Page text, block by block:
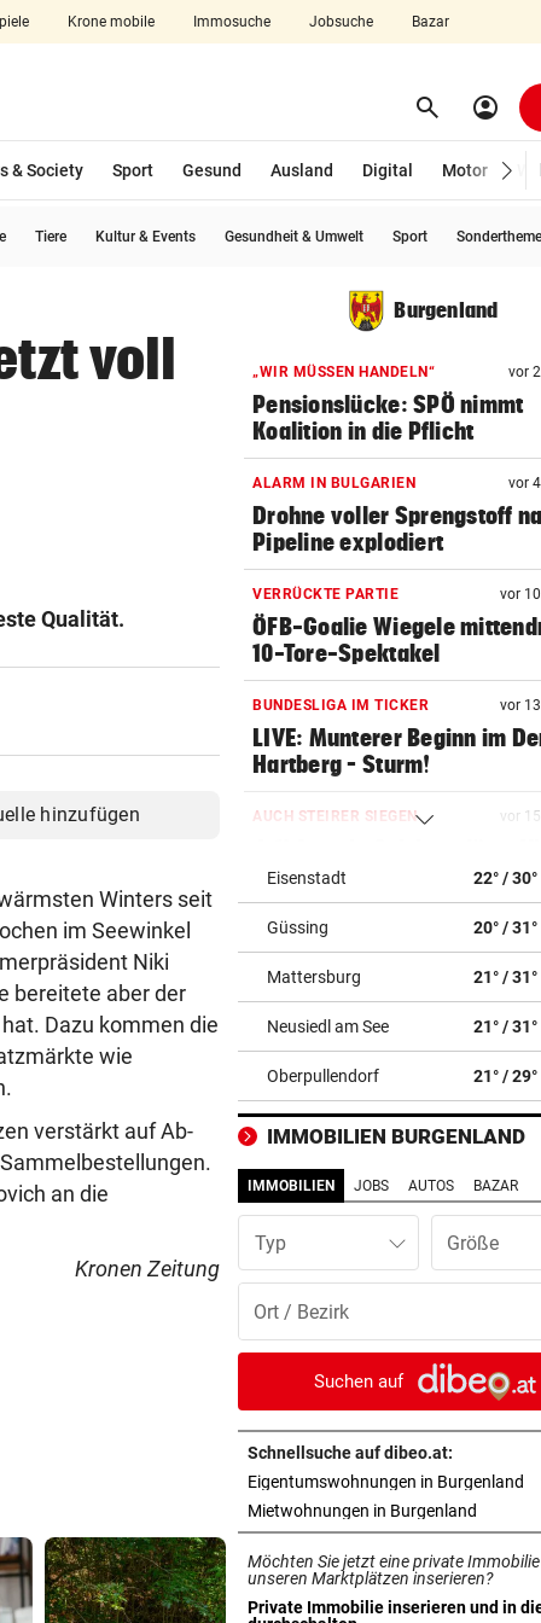
Krone mobile Immosuche Jobsuche Bazar
aufklappen search Suchen
account_circle
& Society Sport Gesund Ausland Digital Motor
Tiere Kultur & Events Gesundheit & Umwelt Sport
voll
Qualität.
hinzufügen
Winters seit
im Seewinkel
Niki
bereitete aber der
Dazu kommen die
wie
verstärkt auf Ab-
an die
Kronen Zeitung
Burgenland
„WIR MÜSSEN HANDELN“ vor
Pensionslücke: SPÖ nimmt
Koalition in die Pflicht
ALARM IN BULGARIEN vor
Drohne voller Sprengstoff
Pipeline explodiert
VERRÜCKTE PARTIE vor
ÖFB-Goalie Wiegele
10-Tore-Spektakel
BUNDESLIGA IM TICKER vor
LIVE: Munterer Beginn im
Hartberg – Sturm!
AUCH STEIRER SIEGEN vor
keine Chance
LOKALAUGENSCHEIN vor
„Gletscherspalten und
das ist gefährlich“
vor
Mehrere Messerangriffe auf
Passanten in Rotterdam
REGIONALLIGA NORD
Grünau fertigte
3:0 ab
Sieg gegen Lustenau!
TROTZ MILLIONENMINUS vor
Ist die
Geld wert?
WIENER FERIENBETREUUNG vor
Extra-Hürden für Mütter
beeinträchtigter Kinder
Eisenstadt 22° / 30°
Güssing 20° / 31°
Mattersburg 21° / 31°
Neusiedl am See 21° / 31°
Oberpullendorf 21° / 29°
IMMOBILIEN BURGENLAND
IMMOBILIEN JOBS AUTOS BAZAR
Typ
Suchen auf
Schnellsuche auf dibeo.at:
Eigentumswohnungen in Burgenland
Mietwohnungen in Burgenland
Möchten Sie jetzt eine private
unseren Marktplätzen inserieren?
Private Immobilie inserieren und in